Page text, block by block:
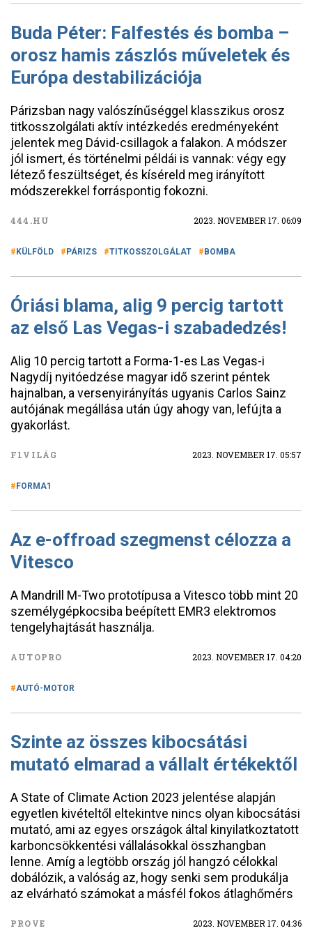
Buda Péter: Falfestés és bomba –
orosz hamis zászlós műveletek és
Európa destabilizációja
Párizsban nagy valószínűséggel klasszikus orosz
titkosszolgálati aktív intézkedés eredményeként
jelentek meg Dávid-csillagok a falakon. A módszer
jól ismert, és történelmi példái is vannak: végy egy
létező feszültséget, és kíséreld meg irányított
módszerekkel forráspontig fokozni.
444.HU 2023. NOVEMBER 17. 06:09
KÜLFÖLD PÁRIZS TITKOSSZOLGÁLAT BOMBA
Óriási blama, alig 9 percig tartott
az első Las Vegas-i szabadedzés!
Alig 10 percig tartott a Forma-1-es Las Vegas-i
Nagydíj nyitóedzése magyar idő szerint péntek
hajnalban, a versenyirányítás ugyanis Carlos Sainz
autójának megállása után úgy ahogy van, lefújta a
gyakorlást.
F1VILÁG 2023. NOVEMBER 17. 05:57
FORMA1
Az e-offroad szegmenst célozza a
Vitesco
A Mandrill M-Two prototípusa a Vitesco több mint 20
személygépkocsiba beépített EMR3 elektromos
tengelyhajtását használja.
AUTOPRO 2023. NOVEMBER 17. 04:20
AUTÓ-MOTOR
Szinte az összes kibocsátási
mutató elmarad a vállalt értékektől
A State of Climate Action 2023 jelentése alapján
egyetlen kivételtől eltekintve nincs olyan kibocsátási
mutató, ami az egyes országok által kinyilatkoztatott
karboncsökkentési vállalásokkal összhangban
lenne. Amíg a legtöbb ország jól hangzó célokkal
dobálózik, a valóság az, hogy senki sem produkálja
az elvárható számokat a másfél fokos átlaghőmérs
PROVE 2023. NOVEMBER 17. 04:36